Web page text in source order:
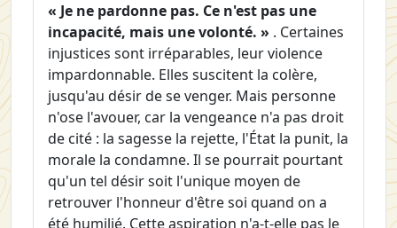
« Je ne pardonne pas. Ce n'est pas une
incapacité, mais une volonté. » . Certaines
injustices sont irréparables, leur violence
impardonnable. Elles suscitent la colère,
jusqu'au désir de se venger. Mais personne
n'ose l'avouer, car la vengeance n'a pas droit
de cité : la sagesse la rejette, l'État la punit, la
morale la condamne. Il se pourrait pourtant
qu'un tel désir soit l'unique moyen de
retrouver l'honneur d'être soi quand on a
été humilié. Cette aspiration n'a-t-elle pas le